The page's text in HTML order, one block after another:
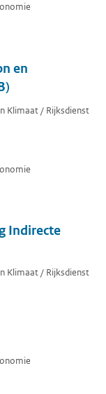
en
Klimaat / Rijksdienst
Indirecte
Klimaat / Rijksdienst